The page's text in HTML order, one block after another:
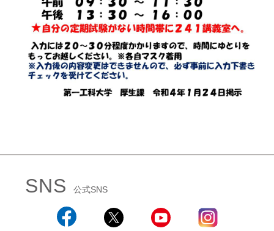
SNS 公式SNS